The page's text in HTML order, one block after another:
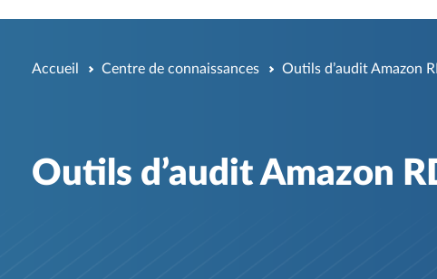
Accueil Centre de connaissances Outils d’audit Amazon
Outils d’audit Amazon